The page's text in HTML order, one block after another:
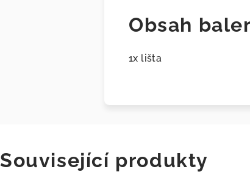
Obsah
1x lišta
Související produkty